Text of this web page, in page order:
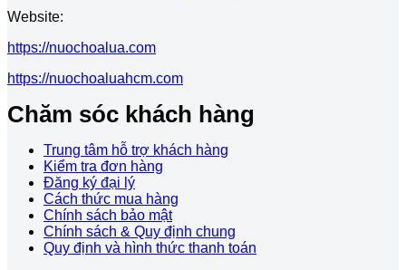
Website:
https://nuochoalua.com
https://nuochoaluahcm.com
Chăm sóc khách hàng
Trung tâm hỗ trợ khách hàng
Kiểm tra đơn hàng
Đăng ký đại lý
Cách thức mua hàng
Chính sách bảo mật
Chính sách & Quy định chung
Quy định và hình thức thanh toán